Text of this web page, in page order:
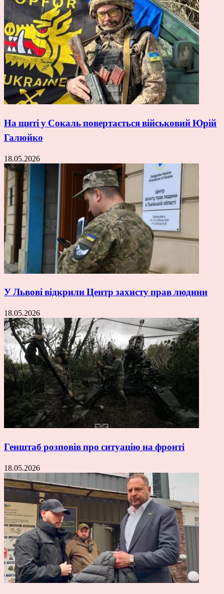
На щиті у Сокаль повертається військовий Юрій
Галюйко
18.05.2026
У Львові відкрили Центр захисту прав людини
18.05.2026
Генштаб розповів про ситуацію на фронті
18.05.2026